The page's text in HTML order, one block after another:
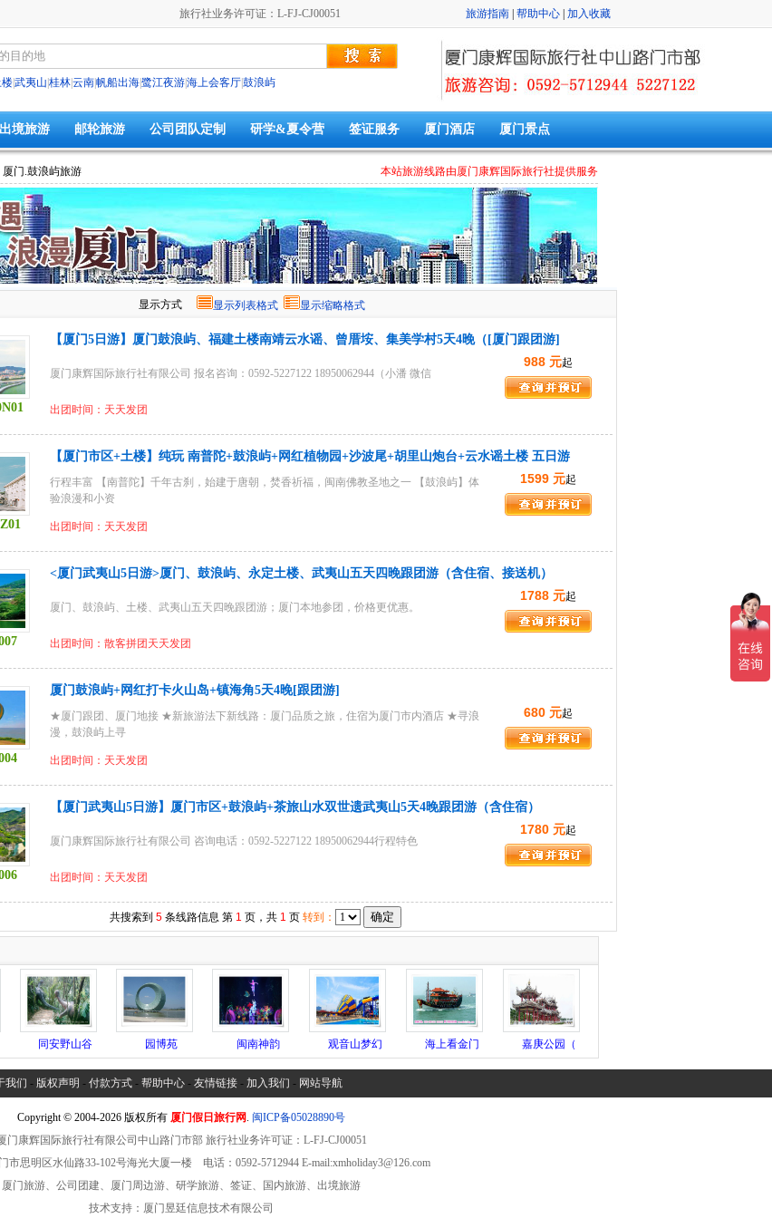
旅行社业务许可证：L-FJ-CJ00051 旅游指南 帮助中心 加入收藏
武夷山 桂林云南帆船出海鹭江夜游海上会客厅鼓浪屿
出境旅游 邮轮旅游 公司团队定制 研学&夏令营 签证服务 厦门酒店 厦门景点
厦门.鼓浪屿旅游 本站旅游线路由厦门康辉国际旅行社提供服务
显示方式 显示列表格式 显示缩略格式
【厦门5日游】厦门鼓浪屿、福建土楼南靖云水谣、曾厝垵、集美学村5天4晚（[厦门跟团游]
厦门康辉国际旅行社有限公司 报名咨询：0592-5227122 18950062944（小潘 微信
988 元起
出团时间：天天发团
【厦门市区+土楼】纯玩 南普陀+鼓浪屿+网红植物园+沙波尾+胡里山炮台+云水谣土楼 五日游
行程丰富 【南普陀】千年古刹，始建于唐朝，焚香祈福，闽南佛教圣地之一 【鼓浪屿】体
验浪漫和小资
1599 元起
出团时间：天天发团
<厦门武夷山5日游>厦门、鼓浪屿、永定土楼、武夷山五天四晚跟团游（含住宿、接送机）
厦门、鼓浪屿、土楼、武夷山五天四晚跟团游；厦门本地参团，价格更优惠。
1788 元起
出团时间：散客拼团天天发团
厦门鼓浪屿+网红打卡火山岛+镇海角5天4晚[跟团游]
★厦门跟团、厦门地接 ★新旅游法下新线路：厦门品质之旅，住宿为厦门市内酒店 ★寻浪
漫，鼓浪屿上寻
680 元起
出团时间：天天发团
【厦门武夷山5日游】厦门市区+鼓浪屿+茶旅山水双世遗武夷山5天4晚跟团游（含住宿）
厦门康辉国际旅行社有限公司 咨询电话：0592-5227122 18950062944行程特色
1780 元起
出团时间：天天发团
共搜索到 5条线路信息 第 1 页，共1 页转到：
同安野山谷 园博苑 闽南神韵 观音山梦幻 海上看金门 嘉庚公园（
我们 - 版权声明 - 付款方式 - 帮助中心 - 友情链接 - 加入我们 - 网站导航
Copyright © 2004-2026 版权所有 厦门假日旅行网 . 闽ICP备05028890号
门康辉国际旅行社有限公司中山路门市部 旅行社业务许可证：L-FJ-CJ00051
市思明区水仙路33-102号海光大厦一楼 电话：0592-5712944 E-mail:xmholiday3@126.com
厦门旅游、公司团建、厦门周边游、研学旅游、签证、国内旅游、出境旅游
技术支持：厦门昱廷信息技术有限公司